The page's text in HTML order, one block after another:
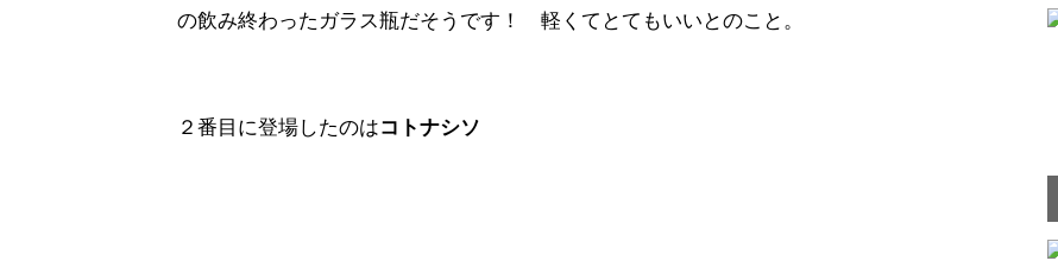
の飲み終わったガラス瓶だそうです！ 軽くてとてもいいとのこと。
２番目に登場したのはコトナシソ